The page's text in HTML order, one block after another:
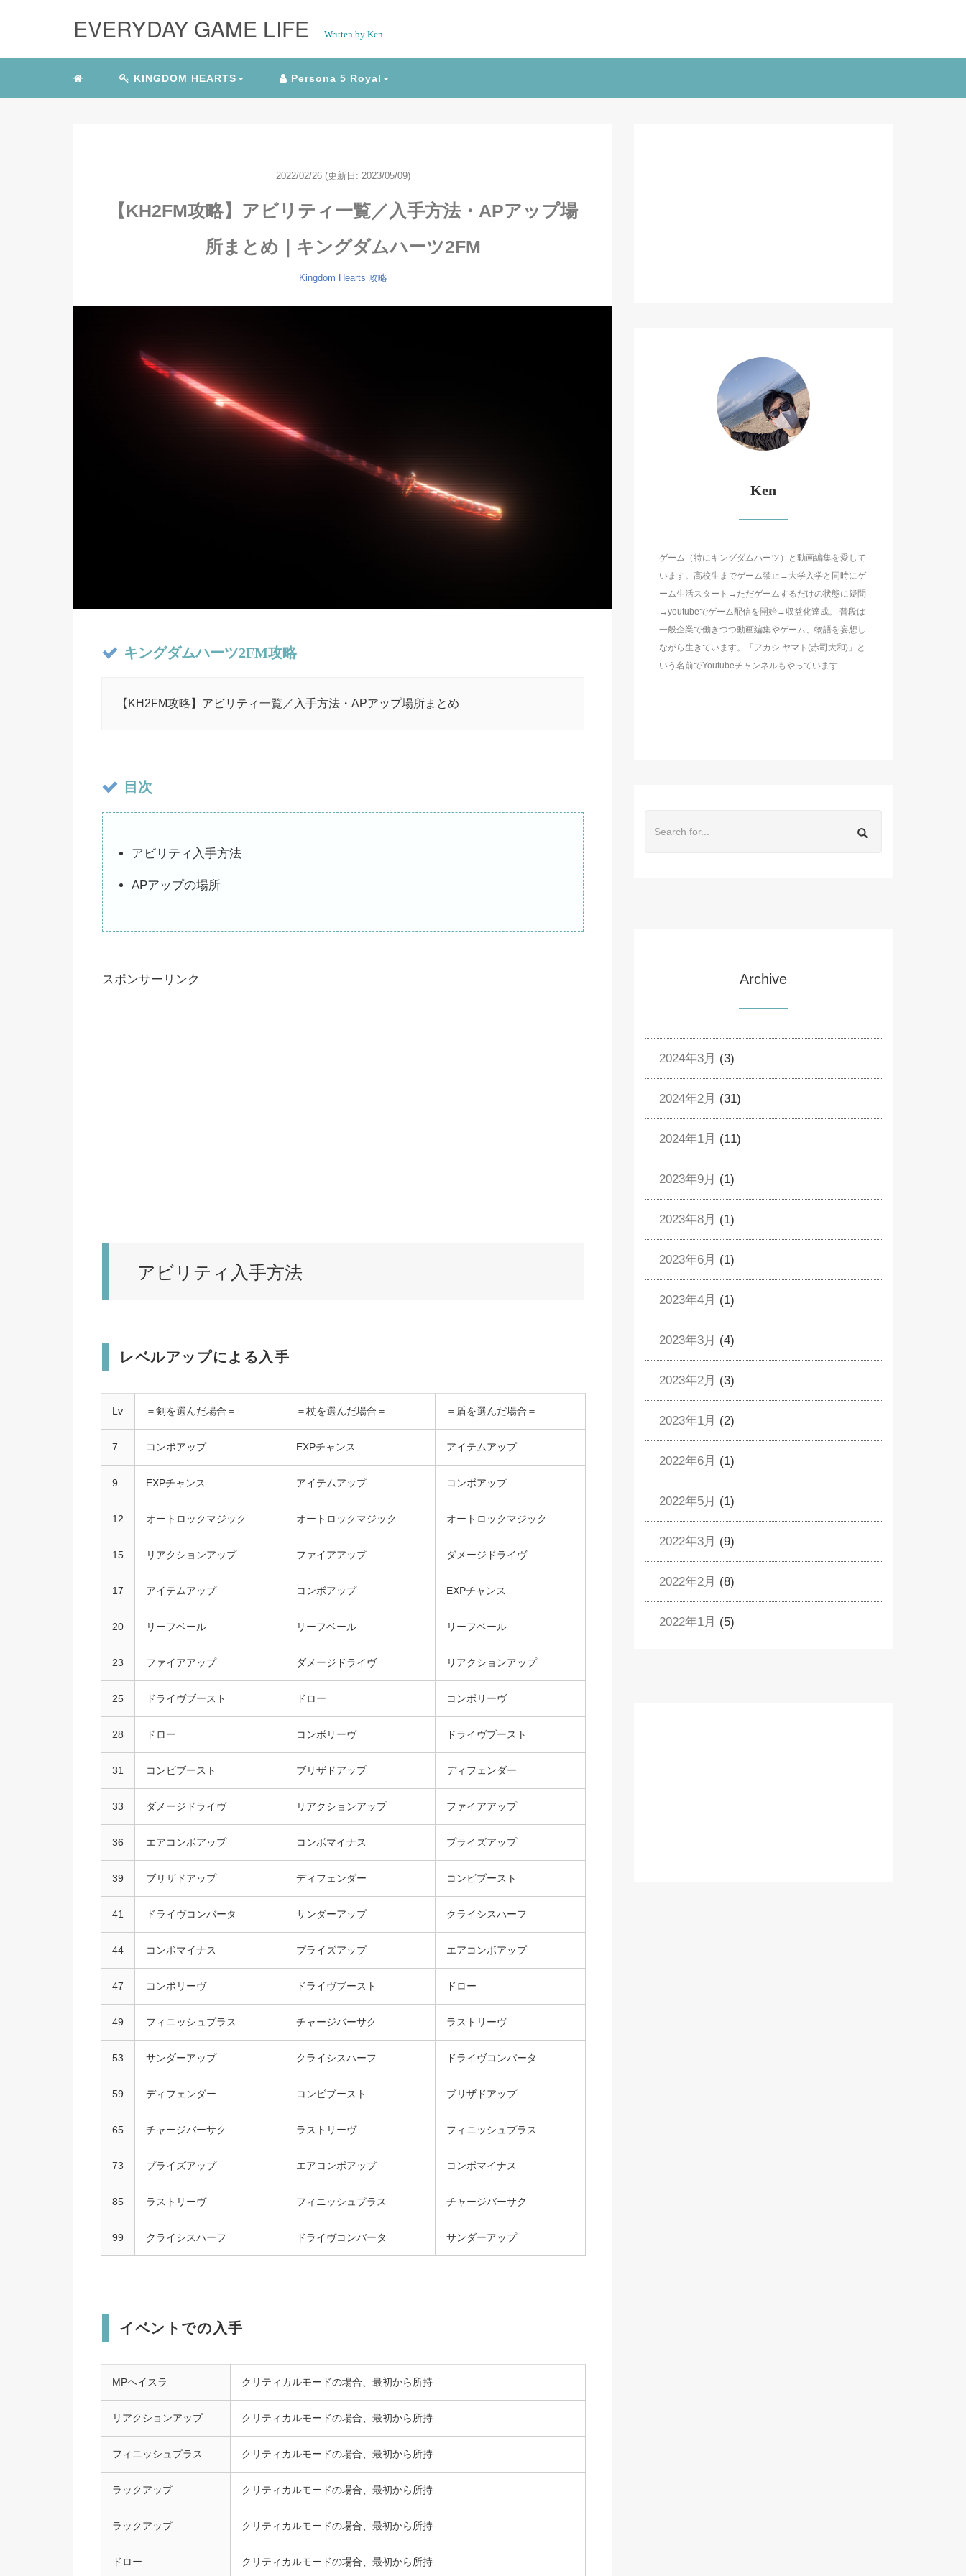
EVERYDAY GAME LIFE Written by Ken
KINGDOM HEARTS Persona 5 Royal
2022/02/26 (更新日: 2023/05/09)
【KH2FM攻略】アビリティ一覧／入手方法・APアップ場
所まとめ｜キングダムハーツ2FM
Kingdom Hearts 攻略
キングダムハーツ2FM攻略
【KH2FM攻略】アビリティ一覧／入手方法・APアップ場所まとめ
目次
アビリティ入手方法
APアップの場所
スポンサーリンク
アビリティ入手方法
レベルアップによる入手
Lv ＝剣を選んだ場合＝ ＝杖を選んだ場合＝ ＝盾を選んだ場合＝
7 コンボアップ EXPチャンス アイテムアップ
9 EXPチャンス アイテムアップ コンボアップ
12 オートロックマジック オートロックマジック オートロックマジック
15 リアクションアップ ファイアアップ ダメージドライヴ
17 アイテムアップ コンボアップ EXPチャンス
20 リーフベール リーフベール リーフベール
23 ファイアアップ ダメージドライヴ リアクションアップ
25 ドライヴブースト ドロー コンボリーヴ
28 ドロー コンボリーヴ ドライヴブースト
31 コンビブースト ブリザドアップ ディフェンダー
33 ダメージドライヴ リアクションアップ ファイアアップ
36 エアコンボアップ コンボマイナス プライズアップ
39 ブリザドアップ ディフェンダー コンビブースト
41 ドライヴコンバータ サンダーアップ クライシスハーフ
44 コンボマイナス プライズアップ エアコンボアップ
47 コンボリーヴ ドライヴブースト ドロー
49 フィニッシュプラス チャージバーサク ラストリーヴ
53 サンダーアップ クライシスハーフ ドライヴコンバータ
59 ディフェンダー コンビブースト ブリザドアップ
65 チャージバーサク ラストリーヴ フィニッシュプラス
73 プライズアップ エアコンボアップ コンボマイナス
85 ラストリーヴ フィニッシュプラス チャージバーサク
99 クライシスハーフ ドライヴコンバータ サンダーアップ
イベントでの入手
MPヘイスラ クリティカルモードの場合、最初から所持
リアクションアップ クリティカルモードの場合、最初から所持
フィニッシュプラス クリティカルモードの場合、最初から所持
ラックアップ クリティカルモードの場合、最初から所持
ラックアップ クリティカルモードの場合、最初から所持
ドロー クリティカルモードの場合、最初から所持
Ken
ゲーム（特にキングダムハーツ）と動画編集を愛して
います。高校生までゲーム禁止→大学入学と同時にゲ
ーム生活スタート→ただゲームするだけの状態に疑問
→youtubeでゲーム配信を開始→収益化達成。 普段は
一般企業で働きつつ動画編集やゲーム、物語を妄想し
ながら生きています。「アカシ ヤマト(赤司大和)」と
いう名前でYoutubeチャンネルもやっています
Archive
2024年3月 (3)
2024年2月 (31)
2024年1月 (11)
2023年9月 (1)
2023年8月 (1)
2023年6月 (1)
2023年4月 (1)
2023年3月 (4)
2023年2月 (3)
2023年1月 (2)
2022年6月 (1)
2022年5月 (1)
2022年3月 (9)
2022年2月 (8)
2022年1月 (5)